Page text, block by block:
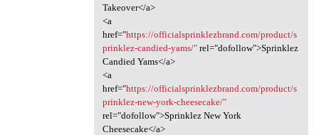
Takeover</a>
<a
href="https://officialsprinklezbrand.com/product/s
prinklez-candied-yams/"rel="dofollow">Sprinklez
Candied Yams</a>
<a
href="https://officialsprinklezbrand.com/product/s
prinklez-new-york-cheesecake/"
rel="dofollow">Sprinklez New York
Cheesecake</a>